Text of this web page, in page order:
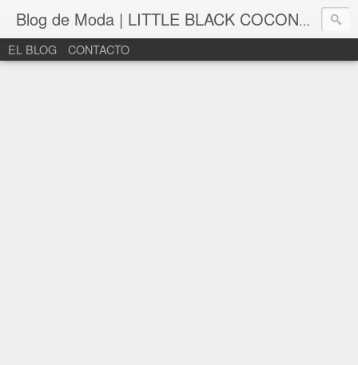
Blog de Moda | LITTLE BLACK COCONUT | Bloguera de moda en León
EL BLOG CONTACTO